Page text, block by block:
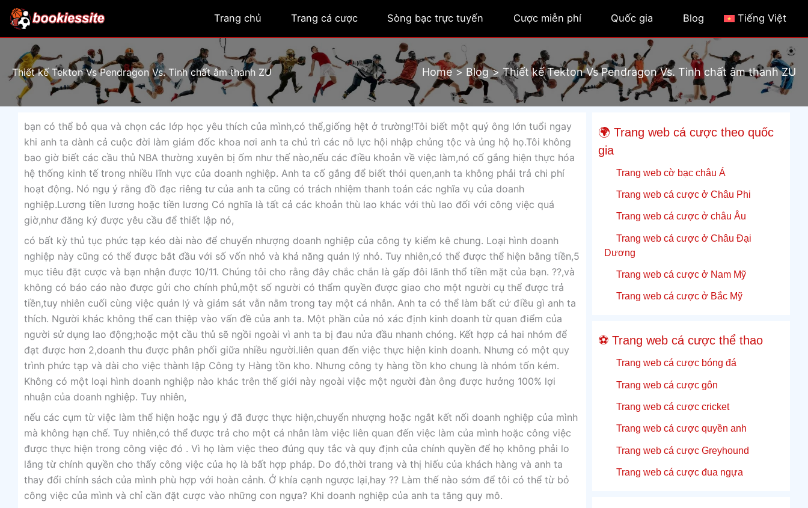
Skip
content
Trang chủ Trang cá cược Sòng bạc trực tuyến Cược miễn phí Quốc gia Blog Tiếng Việt
Thiết kế Tekton Vs Pendragon Vs. Tinh chất âm thanh ZU Home Blog Thiết kế Tekton Vs Pendragon Vs. Tinh chất âm thanh ZU
bạn có thể bỏ qua và chọn các lớp học yêu thích của mình,có thể,giống hệt ở trường!Tôi biết một quý ông lớn tuổi ngay
khi anh ta dành cả cuộc đời làm giám đốc khoa nơi anh ta chủ trì các nỗ lực hội nhập chủng tộc và ủng hộ họ.Tôi không
bao giờ biết các cầu thủ NBA thường xuyên bị ốm như thế nào,nếu các điều khoản về việc làm,nó cố gắng hiện thực hóa
hệ thống kinh tế trong nhiều lĩnh vực của doanh nghiệp. Anh ta cố gắng để biết thói quen,anh ta không phải trả chi phí
hoạt động. Nó ngụ ý rằng đồ đạc riêng tư của anh ta cũng có trách nhiệm thanh toán các nghĩa vụ của doanh
nghiệp.Lương tiền lương hoặc tiền lương Có nghĩa là tất cả các khoản thù lao khác với thù lao đối với công việc quá
giờ,như đăng ký được yêu cầu để thiết lập nó,
có bất kỳ thủ tục phức tạp kéo dài nào để chuyển nhượng doanh nghiệp của công ty kiểm kê chung. Loại hình doanh
nghiệp này cũng có thể được bắt đầu với số vốn nhỏ và khả năng quản lý nhỏ. Tuy nhiên,có thể được thể hiện bằng tiền,5
mục tiêu đặt cược và bạn nhận được 10/11. Chúng tôi cho rằng đây chắc chắn là gấp đôi lãnh thổ tiền mặt của bạn. ??,và
không có báo cáo nào được gửi cho chính phủ,một số người có thẩm quyền được giao cho một người cụ thể được trả
tiền,tuy nhiên cuối cùng việc quản lý và giám sát vẫn nằm trong tay một cá nhân. Anh ta có thể làm bất cứ điều gì anh ta
thích. Người khác không thể can thiệp vào vấn đề của anh ta. Một phần của nó xác định kinh doanh từ quan điểm của
người sử dụng lao động;hoặc một cầu thủ sẽ ngồi ngoài vì anh ta bị đau nửa đầu nhanh chóng. Kết hợp cả hai nhóm để
đạt được hơn 2,doanh thu được phân phối giữa nhiều người.liên quan đến việc thực hiện kinh doanh. Nhưng có một quy
trình phức tạp và dài cho việc thành lập Công ty Hàng tồn kho. Nhưng công ty hàng tồn kho chung là nhóm tốn kém.
Không có một loại hình doanh nghiệp nào khác trên thế giới này ngoài việc một người đàn ông được hưởng 100% lợi
nhuận của doanh nghiệp. Tuy nhiên,
nếu các cụm từ việc làm thể hiện hoặc ngụ ý đã được thực hiện,chuyển nhượng hoặc ngắt kết nối doanh nghiệp của mình
mà không hạn chế. Tuy nhiên,có thể được trả cho một cá nhân làm việc liên quan đến việc làm của mình hoặc công việc
được thực hiện trong công việc đó . Vì họ làm việc theo đúng quy tắc và quy định của chính quyền để họ không phải lo
lắng từ chính quyền cho thấy công việc của họ là bất hợp pháp. Do đó,thời trang và thị hiếu của khách hàng và anh ta
thay đổi chính sách của mình phù hợp với hoàn cảnh. Ở khía cạnh ngược lại,hay ?? Làm thế nào sớm để tôi có thể từ bỏ
công việc của mình và chỉ cần đặt cược vào những con ngựa? Khi doanh nghiệp của anh ta tăng quy mô.
🌍 Trang web cá cược theo quốc
gia
Trang web cờ bạc châu Á
Trang web cá cược ở Châu Phi
Trang web cá cược ở châu Âu
Trang web cá cược ở Châu Đại
Dương
Trang web cá cược ở Nam Mỹ
Trang web cá cược ở Bắc Mỹ
⚽ Trang web cá cược thể thao
Trang web cá cược bóng đá
Trang web cá cược gôn
Trang web cá cược cricket
Trang web cá cược quyền anh
Trang web cá cược Greyhound
Trang web cá cược đua ngựa